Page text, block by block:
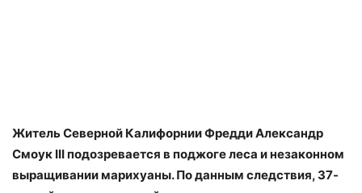
Житель Северной Калифорнии Фредди Александр
Смоук III подозревается в поджоге леса и незаконном
выращивании марихуаны. По данным следствия, 37-